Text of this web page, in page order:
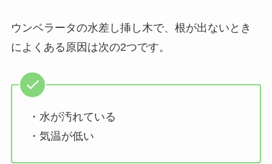
ウンベラータの水差し挿し木で、根が出ないとき
によくある原因は次の2つです。
・水が汚れている
・気温が低い